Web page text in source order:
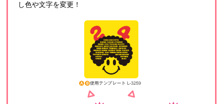
し色や文字を変更！